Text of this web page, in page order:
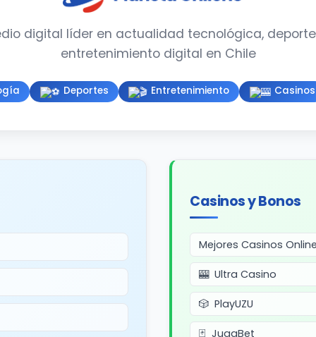
digital líder en actualidad tecnológica,
entretenimiento digital en Chile
Deportes Entretenimiento Casinos
Casinos y Bonos
Mejores Casinos
Ultra Casino
PlayUZU
JugaBet